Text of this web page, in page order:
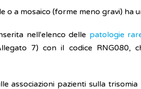
o a mosaico (forme meno gravi) ha
nell'elenco delle patologie
7) con il codice RNG080,
associazioni pazienti sulla